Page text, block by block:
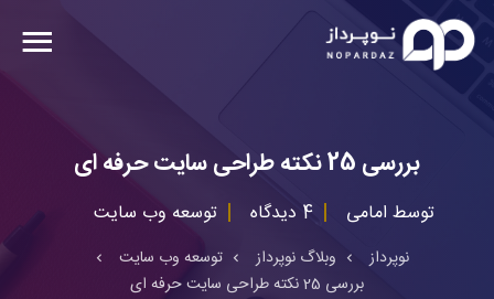
بررسی 25 نکته طراحی سایت حرفه ای
توسط امامی 4 دیدگاه توسعه وب سایت
نوپرداز وبلاگ نوپرداز
توسعه وب سایت
بررسی 25 نکته طراحی سایت حرفه ای